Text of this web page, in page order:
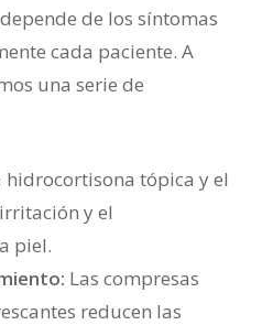
de los síntomas
cada paciente. A
una serie de
hidrocortisona tópica y el
y el
piel.
Las compresas
reducen las